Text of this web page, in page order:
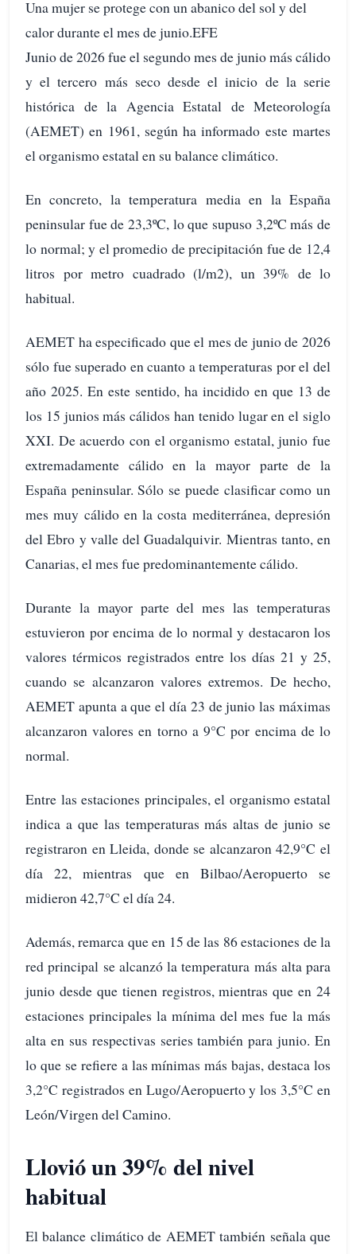
Una mujer se protege con un abanico del sol y del
calor durante el mes de junio.EFE
Junio de 2026 fue el segundo mes de junio más cálido
y el tercero más seco desde el inicio de la serie
histórica de la Agencia Estatal de Meteorología
(AEMET) en 1961, según ha informado este martes
el organismo estatal en su balance climático.
En concreto, la temperatura media en la España
peninsular fue de 23,3ºC, lo que supuso 3,2ºC más de
lo normal; y el promedio de precipitación fue de 12,4
litros por metro cuadrado (l/m2), un 39% de lo
habitual.
AEMET ha especificado que el mes de junio de 2026
sólo fue superado en cuanto a temperaturas por el del
año 2025. En este sentido, ha incidido en que 13 de
los 15 junios más cálidos han tenido lugar en el siglo
XXI. De acuerdo con el organismo estatal, junio fue
extremadamente cálido en la mayor parte de la
España peninsular. Sólo se puede clasificar como un
mes muy cálido en la costa mediterránea, depresión
del Ebro y valle del Guadalquivir. Mientras tanto, en
Canarias, el mes fue predominantemente cálido.
Durante la mayor parte del mes las temperaturas
estuvieron por encima de lo normal y destacaron los
valores térmicos registrados entre los días 21 y 25,
cuando se alcanzaron valores extremos. De hecho,
AEMET apunta a que el día 23 de junio las máximas
alcanzaron valores en torno a 9°C por encima de lo
normal.
Entre las estaciones principales, el organismo estatal
indica a que las temperaturas más altas de junio se
registraron en Lleida, donde se alcanzaron 42,9°C el
día 22, mientras que en Bilbao/Aeropuerto se
midieron 42,7°C el día 24.
Además, remarca que en 15 de las 86 estaciones de la
red principal se alcanzó la temperatura más alta para
junio desde que tienen registros, mientras que en 24
estaciones principales la mínima del mes fue la más
alta en sus respectivas series también para junio. En
lo que se refiere a las mínimas más bajas, destaca los
3,2°C registrados en Lugo/Aeropuerto y los 3,5°C en
León/Virgen del Camino.
Llovió un 39% del nivel
habitual
El balance climático de AEMET también señala que